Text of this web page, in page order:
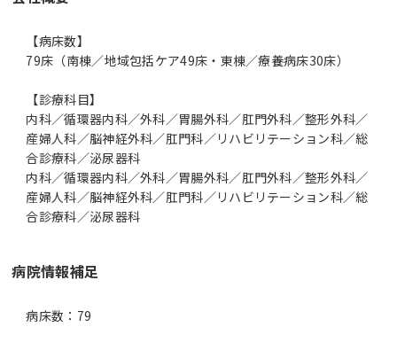
【病床数】
79床（南棟／地域包括ケア49床・東棟／療養病床30床）
【診療科目】
内科／循環器内科／外科／胃腸外科／肛門外科／整形外科／
産婦人科／脳神経外科／肛門科／リハビリテーション科／総
合診療科／泌尿器科
内科／循環器内科／外科／胃腸外科／肛門外科／整形外科／
産婦人科／脳神経外科／肛門科／リハビリテーション科／総
合診療科／泌尿器科
病院情報補足
病床数：79